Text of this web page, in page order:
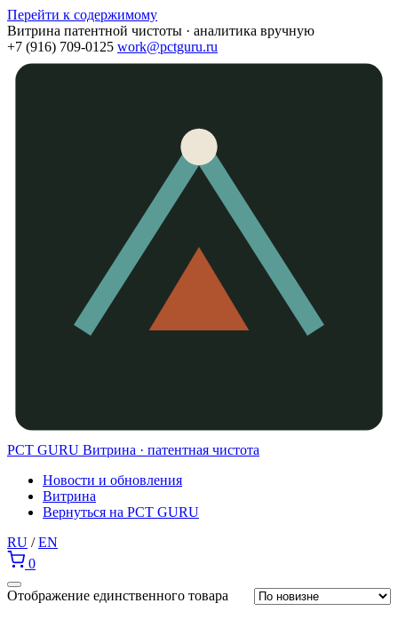
Перейти к содержимому
Витрина патентной чистоты · аналитика вручную
+7 (916) 709-0125 work@pctguru.ru
PCT GURU Витрина · патентная чистота
Новости и обновления
Витрина
Вернуться на PCT GURU
RU / EN
0
Отображение единственного товара